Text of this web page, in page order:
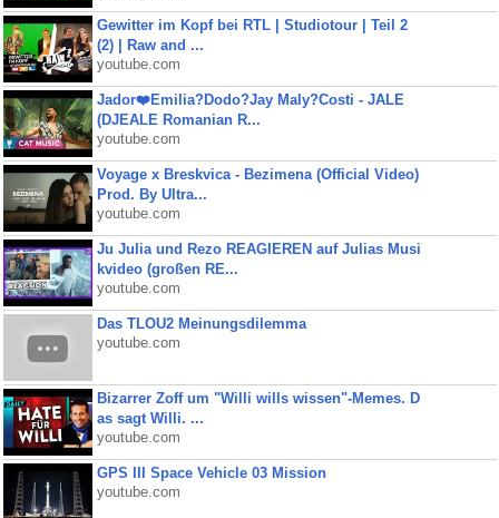
Gewitter im Kopf bei RTL | Studiotour | Teil 2
(2) | Raw and ...
youtube.com
Jador❤️Emilia?Dodo?Jay Maly?Costi - JALE
(DJEALE Romanian R...
youtube.com
Voyage x Breskvica - Bezimena (Official Video)
Prod. By Ultra...
youtube.com
Ju Julia und Rezo REAGIEREN auf Julias Musi
kvideo (großen RE...
youtube.com
Das TLOU2 Meinungsdilemma
youtube.com
Bizarrer Zoff um "Willi wills wissen"-Memes. D
as sagt Willi. ...
youtube.com
GPS III Space Vehicle 03 Mission
youtube.com